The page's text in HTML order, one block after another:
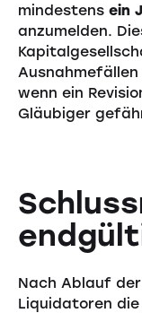
mindestens ein
anzumelden.
wenn ein
Gläubiger
Nach Ablauf
Liquidatoren